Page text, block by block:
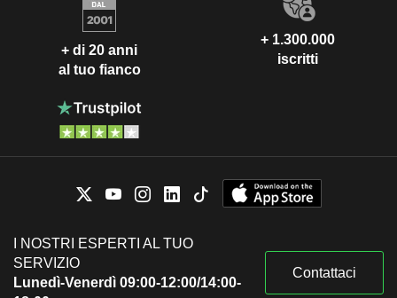
+ di 20 anni
al tuo fianco
+ 1.300.000
iscritti
I NOSTRI ESPERTI AL TUO
SERVIZIO
Lunedì-Venerdì 09:00-12:00/14:00-
Contattaci